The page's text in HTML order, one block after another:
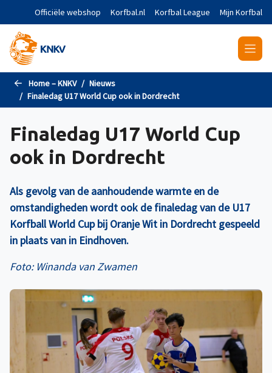
Naar de hoofdinhoud gaan
Officiële webshop Korfbal.nl Korfbal League Mijn Korfbal
Home – KNKV
Nieuws
Finaledag U17 World Cup ook in Dordrecht
Finaledag U17 World Cup
ook in Dordrecht
Als gevolg van de aanhoudende warmte en de
omstandigheden wordt ook de finaledag van de U17
Korfball World Cup bij Oranje Wit in Dordrecht gespeeld
in plaats van in Eindhoven.
Foto: Winanda van Zwamen